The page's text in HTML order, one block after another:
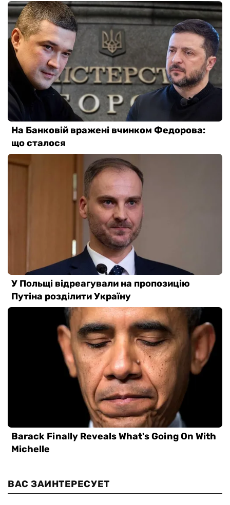
ВАС ЗАИНТЕРЕСУЕТ